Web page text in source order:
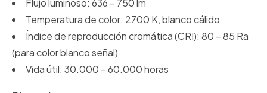
Flujo luminoso: 636 – 750 lm
Temperatura de color: 2700 K, blanco cálido
Índice de reproducción cromática (CRI): 80 – 85 Ra
(para color blanco señal)
Vida útil: 30.000 – 60.000 horas